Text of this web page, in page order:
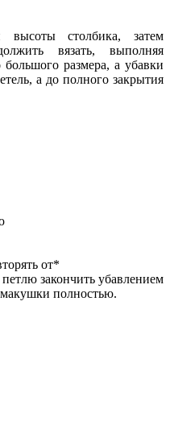
столбика, затем
вязать, выполняя
размера, а убавки
а до полного закрытия
от*
закончить убавлением
макушки полностью.